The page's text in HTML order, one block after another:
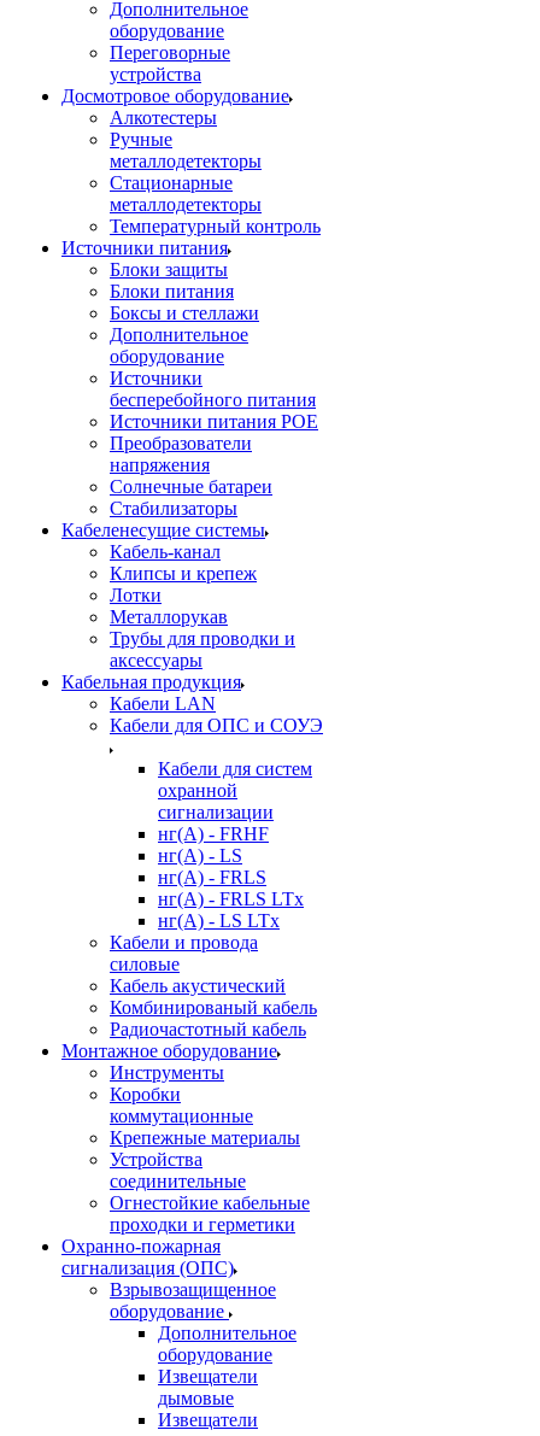
Дополнительное
оборудование
Переговорные
устройства
Досмотровое оборудование
Алкотестеры
Ручные
металлодетекторы
Стационарные
металлодетекторы
Температурный контроль
Источники питания
Блоки защиты
Блоки питания
Боксы и стеллажи
Дополнительное
оборудование
Источники
бесперебойного питания
Источники питания POE
Преобразователи
напряжения
Солнечные батареи
Стабилизаторы
Кабеленесущие системы
Кабель-канал
Клипсы и крепеж
Лотки
Металлорукав
Трубы для проводки и
аксессуары
Кабельная продукция
Кабели LAN
Кабели для ОПС и СОУЭ
Кабели для систем
охранной
сигнализации
нг(A) - FRHF
нг(A) - LS
нг(А) - FRLS
нг(А) - FRLS LTx
нг(А) - LS LTx
Кабели и провода
силовые
Кабель акустический
Комбинированый кабель
Радиочастотный кабель
Монтажное оборудование
Инструменты
Коробки
коммутационные
Крепежные материалы
Устройства
соединительные
Огнестойкие кабельные
проходки и герметики
Охранно-пожарная
сигнализация (ОПС)
Взрывозащищенное
оборудование
Дополнительное
оборудование
Извещатели
дымовые
Извещатели